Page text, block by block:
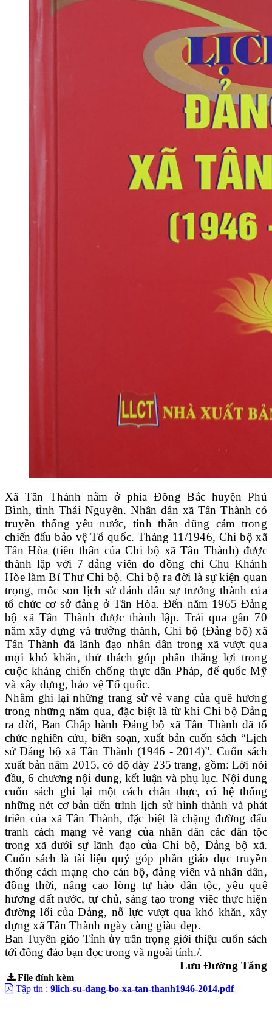
Xã Tân Thành nằm ở phía Đông Bắc huyện Phú
Bình, tỉnh Thái Nguyên. Nhân dân xã Tân Thành có
truyền thống yêu nước, tinh thần dũng cảm trong
chiến đấu bảo vệ Tổ quốc. Tháng 11/1946, Chi bộ xã
Tân Hòa (tiền thân của Chi bộ xã Tân Thành) được
thành lập với 7 đảng viên do đồng chí Chu Khánh
Hòe làm Bí Thư Chi bộ. Chi bộ ra đời là sự kiện quan
trọng, mốc son lịch sử đánh dấu sự trưởng thành của
tổ chức cơ sở đảng ở Tân Hòa. Đến năm 1965 Đảng
bộ xã Tân Thành được thành lập. Trải qua gần 70
năm xây dựng và trưởng thành, Chi bộ (Đảng bộ) xã
Tân Thành đã lãnh đạo nhân dân trong xã vượt qua
mọi khó khăn, thử thách góp phần thắng lợi trong
cuộc kháng chiến chống thực dân Pháp, đế quốc Mỹ
và xây dựng, bảo vệ Tổ quốc.
Nhằm ghi lại những trang sử vẻ vang của quê hương
trong những năm qua, đặc biệt là từ khi Chi bộ Đảng
ra đời, Ban Chấp hành Đảng bộ xã Tân Thành đã tổ
chức nghiên cứu, biên soạn, xuất bản cuốn sách “Lịch
sử Đảng bộ xã Tân Thành (1946 - 2014)”. Cuốn sách
xuất bản năm 2015, có độ dày 235 trang, gồm: Lời nói
đầu, 6 chương nội dung, kết luận và phụ lục. Nội dung
cuốn sách ghi lại một cách chân thực, có hệ thống
những nét cơ bản tiến trình lịch sử hình thành và phát
triển của xã Tân Thành, đặc biệt là chặng đường đấu
tranh cách mạng vẻ vang của nhân dân các dân tộc
trong xã dưới sự lãnh đạo của Chi bộ, Đảng bộ xã.
Cuốn sách là tài liệu quý góp phần giáo dục truyền
thống cách mạng cho cán bộ, đảng viên và nhân dân,
đồng thời, nâng cao lòng tự hào dân tộc, yêu quê
hương đất nước, tự chủ, sáng tạo trong việc thực hiện
đường lối của Đảng, nỗ lực vượt qua khó khăn, xây
dựng xã Tân Thành ngày càng giàu đẹp.
Ban Tuyên giáo Tỉnh ủy trân trọng giới thiệu cuốn sách
tới đông đảo bạn đọc trong và ngoài tỉnh./.
Lưu Đường Tăng
File đính kèm
Tập tin : 9lich-su-dang-bo-xa-tan-thanh1946-2014.pdf